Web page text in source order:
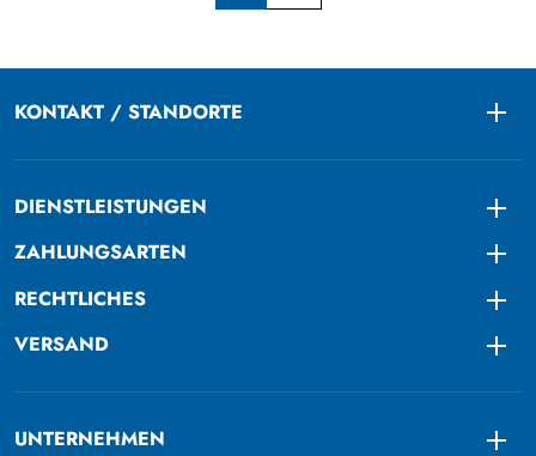
KONTAKT / STANDORTE
DIENSTLEISTUNGEN
ZAHLUNGSARTEN
RECHTLICHES
VERSAND
UNTERNEHMEN